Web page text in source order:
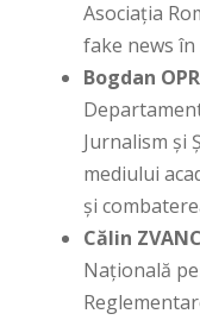
Asociația
fake news
Bogdan
Jurnalism și
mediului
și
Călin
Națională